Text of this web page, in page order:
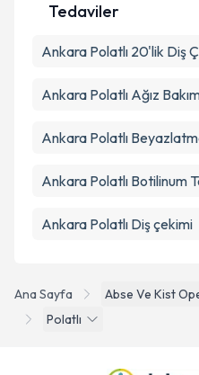
Ana Sayfa Abse Ve Kist
Polatlı
Tedaviler
Ankara Polatlı 20'lik Diş
Ankara Polatlı Ağız
Ankara Polatlı
Ankara Polatlı Botilinum
Ankara Polatlı Diş çekimi